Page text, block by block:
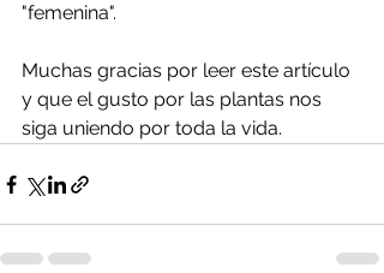
"femenina".
Muchas gracias por leer este artículo
y que el gusto por las plantas nos
siga uniendo por toda la vida.